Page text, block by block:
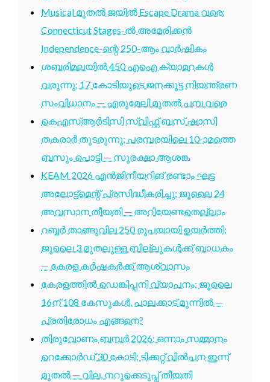
Musical മുതൽ ജയിൽ Escape Drama വരെ:
Connecticut Stages-ൽ അമേരിക്കൻ
Independence-ന്റെ 250-ആം വാർഷികം
ശബരിമലയിൽ 450 എഐ ക്യാമറകൾ
വരുന്നു; 17 കോടിയുടെ ജനക്കൂട്ട നിയന്ത്രണ
സംവിധാനം — എരുമേലി മുതൽ പമ്പ വരെ
കെഎസ്ആർടിസി സ്വിഫ്റ്റ് ബസ് ഷാസി
തകരാർ തുടരുന്നു; പരമ്പരയിലെ 10-ാമത്തെ
ബസും പൊട്ടി — സുരക്ഷാ ആശങ്ക
KEAM 2026 എൻജിനീയറിങ് രണ്ടാം ഘട്ട
അലോട്ട്മെന്റ് പ്രസിദ്ധീകരിച്ചു; ജൂലൈ 24
അവസാന തീയതി — അറിയേണ്ടതെല്ലാം
റബ്ബർ താങ്ങുവില 250 രൂപയായി ഉയർത്തി;
ജൂലൈ 3 മുതലുള്ള ബില്ലുകൾക്ക് ബാധകം
— കേരള കർഷകർക്ക് ആശ്വാസം
കേരളത്തിൽ ഡെങ്കിപ്പനി വ്യാപനം; ജൂലൈ
16ന് 108 കേസുകൾ, പാലക്കാട് മുന്നിൽ —
പ്രതിരോധം എങ്ങനെ?
തിരുവോണം ബമ്പർ 2026: ഒന്നാം സമ്മാനം
റെക്കോർഡ് 30 കോടി; ടിക്കറ്റ് വിൽപന ഇന്ന്
മുതൽ — വില, നറുക്കെടുപ്പ് തീയതി